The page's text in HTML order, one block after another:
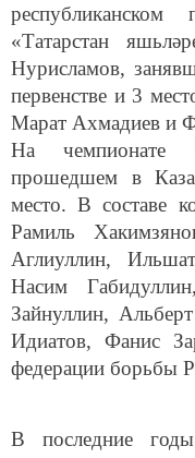
«Татарстан
Нурисламов,
первенстве и 3
Марат Ахмадиев и
На чемпионате
прошедшем в
место. В составе
Рамиль
Аглиуллин,
Насим
Зайнуллин,
Идиатов, Фанис
федерации борьбы
В последние годы